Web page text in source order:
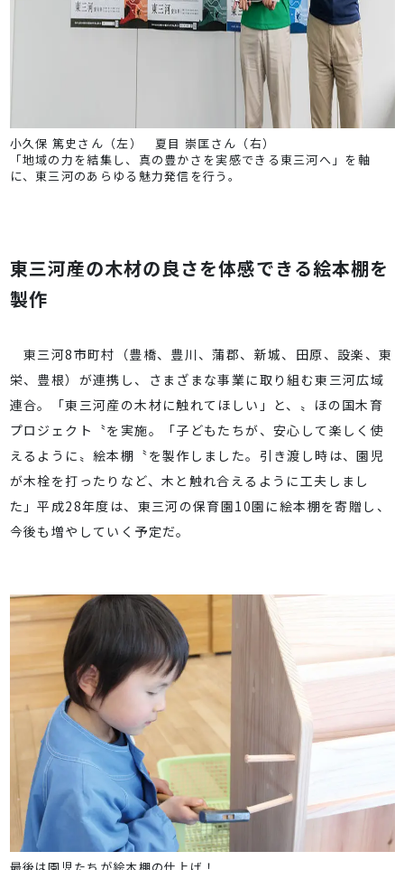
小久保 篤史さん（左） 夏目 崇匡さん（右）
「地域の力を結集し、真の豊かさを実感できる東三河へ」を軸
に、東三河のあらゆる魅力発信を行う。
東三河産の木材の良さを体感できる絵本棚を
製作
東三河8市町村（豊橋、豊川、蒲郡、新城、田原、設楽、東
栄、豊根）が連携し、さまざまな事業に取り組む東三河広域
連合。「東三河産の木材に触れてほしい」と、〟ほの国木育
プロジェクト〝を実施。「子どもたちが、安心して楽しく使
えるように〟絵本棚〝を製作しました。引き渡し時は、園児
が木栓を打ったりなど、木と触れ合えるように工夫しまし
た」平成28年度は、東三河の保育園10園に絵本棚を寄贈し、
今後も増やしていく予定だ。